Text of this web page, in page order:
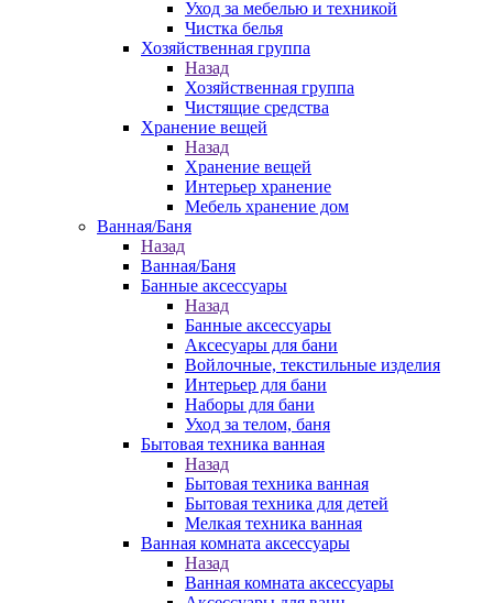
Уход за мебелью и техникой
Чистка белья
Хозяйственная группа
Назад
Хозяйственная группа
Чистящие средства
Хранение вещей
Назад
Хранение вещей
Интерьер хранение
Мебель хранение дом
Ванная/Баня
Назад
Ванная/Баня
Банные аксессуары
Назад
Банные аксессуары
Аксесуары для бани
Войлочные, текстильные изделия
Интерьер для бани
Наборы для бани
Уход за телом, баня
Бытовая техника ванная
Назад
Бытовая техника ванная
Бытовая техника для детей
Мелкая техника ванная
Ванная комната аксессуары
Назад
Ванная комната аксессуары